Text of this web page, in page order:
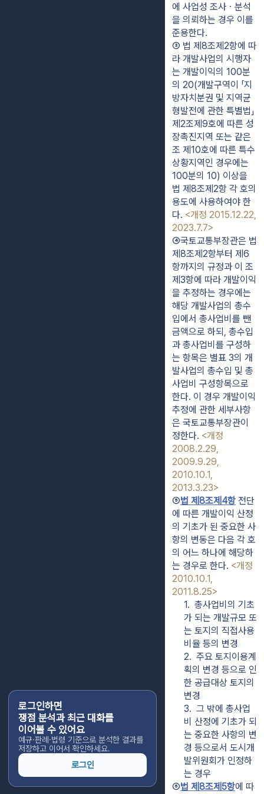
로그인하면
쟁점 분석과 최근 대화를
이어볼 수 있어요
예규·판례·법령 기준으로 분석한 결과를
저장하고 이어서 확인하세요.
로그인
에 사업성 조사ㆍ분석
을 의뢰하는 경우 이를
준용한다.
③ 법 제8조제2항에 따
라 개발사업의 시행자
는 개발이익의 100분
의 20(개발구역이 「지
방자치분권 및 지역균
형발전에 관한 특별법」
제2조제9호에 따른 성
장촉진지역 또는 같은
조 제10호에 따른 특수
상황지역인 경우에는
100분의 10) 이상을
법 제8조제2항 각 호의
용도에 사용하여야 한
다. <개정 2015.12.22,
2023.7.7>
④국토교통부장관은 법
제8조제2항부터 제6
항까지의 규정과 이 조
제3항에 따라 개발이익
을 추정하는 경우에는
해당 개발사업의 총수
입에서 총사업비를 뺀
금액으로 하되, 총수입
과 총사업비를 구성하
는 항목은 별표 3의 개
발사업의 총수입 및 총
사업비 구성항목으로
한다. 이 경우 개발이익
추정에 관한 세부사항
은 국토교통부장관이
정한다. <개정
2008.2.29,
2009.9.29,
2010.10.1,
2013.3.23>
⑤법 제8조제4항 전단
에 따른 개발이익 산정
의 기초가 된 중요한 사
항의 변동은 다음 각 호
의 어느 하나에 해당하
는 경우로 한다. <개정
2010.10.1,
2011.8.25>
1.  총사업비의 기초
가 되는 개발규모 또
는 토지의 직접사용
비율 등의 변경
2.  주요 토지이용계
획의 변경 등으로 인
한 공급대상 토지의
변경
3.  그 밖에 총사업
비 산정에 기초가 되
는 중요한 사항의 변
경 등으로서 도시개
발위원회가 인정하
는 경우
⑥법 제8조제5항에 따